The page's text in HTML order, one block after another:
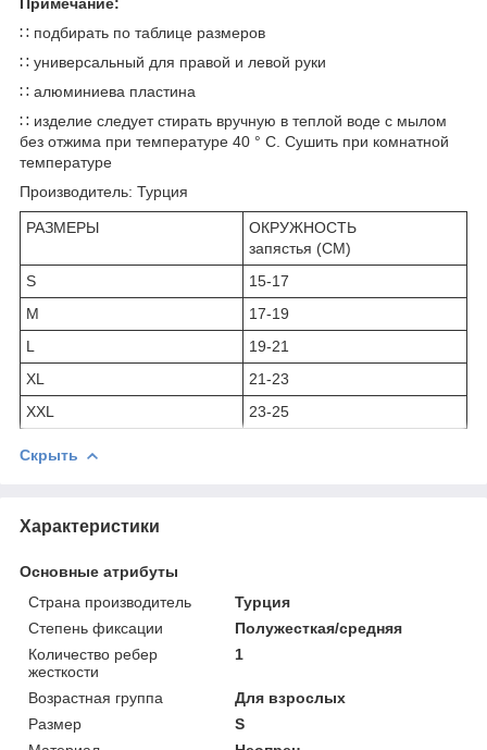
∷ подбирать по таблице размеров
∷ универсальный для правой и левой руки
∷ алюминиева пластина
∷ изделие следует стирать вручную в теплой воде с мылом
без отжима при температуре 40 ° C. Сушить при комнатной
температуре
Производитель: Турция
РАЗМЕРЫ
ОКРУЖНОСТЬ
запястья (CM)
S
15-17
M
17-19
L
19-21
XL
21-23
XXL
23-25
Скрыть
Характеристики
Основные атрибуты
Страна производитель
Турция
Степень фиксации
Полужесткая/средняя
Количество ребер
жесткости
1
Возрастная группа
Для взрослых
Размер
S